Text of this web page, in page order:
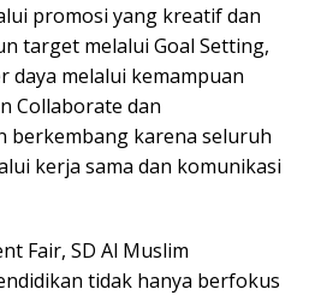
promosi yang kreatif dan
target melalui Goal Setting,
daya melalui kemampuan
Collaborate dan
berkembang karena seluruh
kerja sama dan komunikasi
Fair, SD Al Muslim
tidak hanya berfokus